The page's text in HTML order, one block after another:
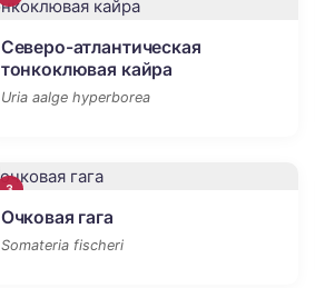
Северо-атлантическая
тонкоклювая кайра
Uria aalge hyperborea
3
Очковая гага
Somateria fischeri